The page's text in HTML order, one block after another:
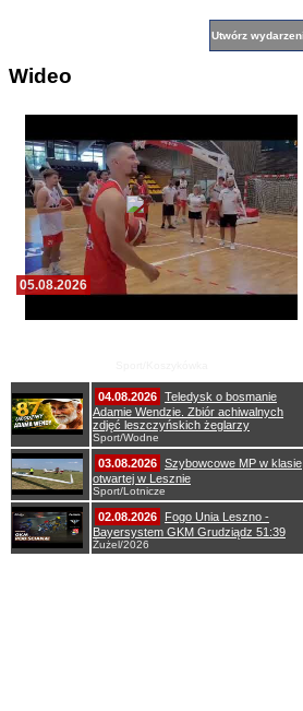
Wideo
05.08.2026
04.08.2026 Teledysk o bosmanie
Adamie Wendzie. Zbiór achiwalnych
zdjęć leszczyńskich żeglarzy
Sport/Wodne
03.08.2026 Szybowcowe MP w klasie
otwartej w Lesznie
Sport/Lotnicze
02.08.2026
Fogo Unia Leszno -
Bayersystem GKM Grudziądz 51:39
Żużel/2026